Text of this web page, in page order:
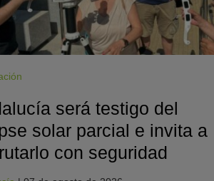
será testigo del
solar parcial e invita a
con seguridad